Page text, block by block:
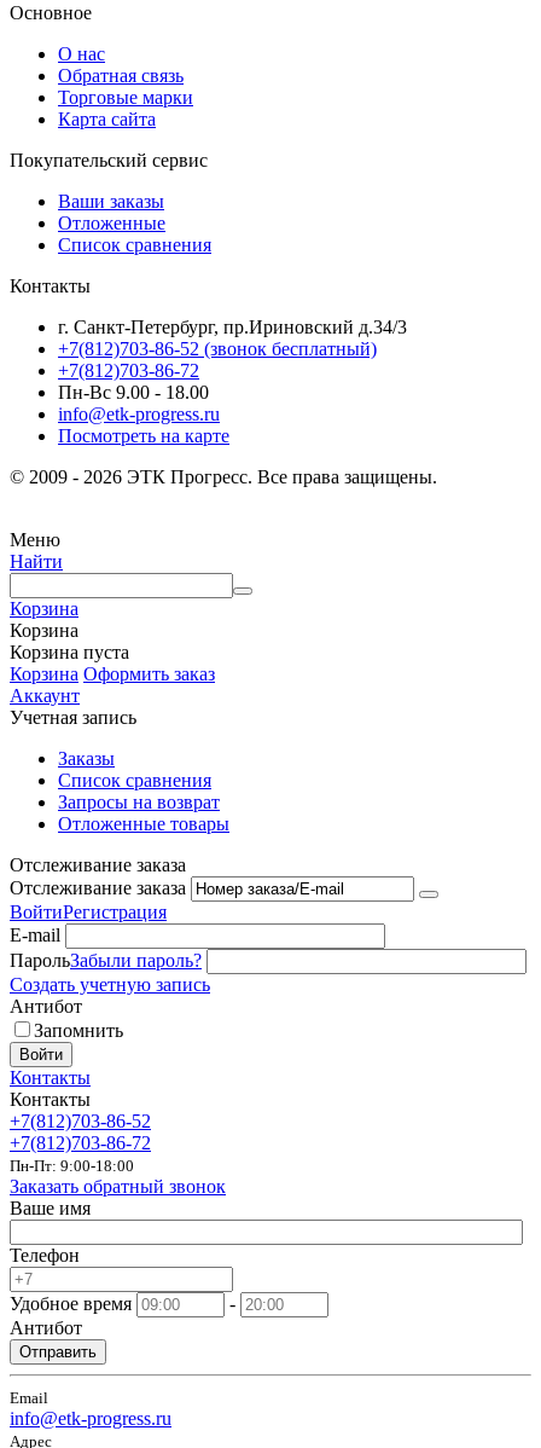
Основное
О нас
Обратная связь
Торговые марки
Карта сайта
Покупательский сервис
Ваши заказы
Отложенные
Список сравнения
Контакты
г. Санкт-Петербург, пр.Ириновский д.34/3
+7(812)703-86-52 (звонок бесплатный)
+7(812)703-86-72
Пн-Вс 9.00 - 18.00
info@etk-progress.ru
Посмотреть на карте
© 2009 - 2026 ЭТК Прогресс. Все права защищены.
Меню
Найти
Корзина
Корзина
Корзина пуста
Корзина Оформить заказ
Аккаунт
Учетная запись
Заказы
Список сравнения
Запросы на возврат
Отложенные товары
Отслеживание заказа
Отслеживание заказа
ВойтиРегистрация
E-mail
ПарольЗабыли пароль?
Создать учетную запись
Антибот
Запомнить
Войти
Контакты
Контакты
+7(812)703-86-52
+7(812)703-86-72
Пн-Пт: 9:00-18:00
Заказать обратный звонок
Ваше имя
Телефон
Удобное время
-
Антибот
Отправить
Email
info@etk-progress.ru
Адрес